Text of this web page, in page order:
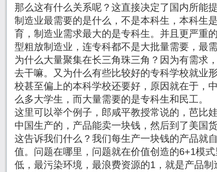
那么这有什么关系呢？这直接决定了国内所能
制造业最需要的是什么，不是本科生，本科生
育，制造业需求最大的是专科生。并且更严重
型粗放制造业，连专科都不是大批量需要，最
为什么大量聚集在长三角珠三角？因为有需求
去干嘛。又为什么有些比较好的专科学校就业
校甚至偏上的本科学校还要好，原因就在于，
么多大学生，而大量需要的是专科生和民工。
这里可以举个例子，郎咸平教授常说的，芭比
中国生产的，产品能卖一块钱，然后到了美国
这告诉我们什么？我们每生产一块钱的产品就
值。问题在哪里，问题就在价值创造的6+1模
低，最污染环境，最浪费资源的1，就是产品